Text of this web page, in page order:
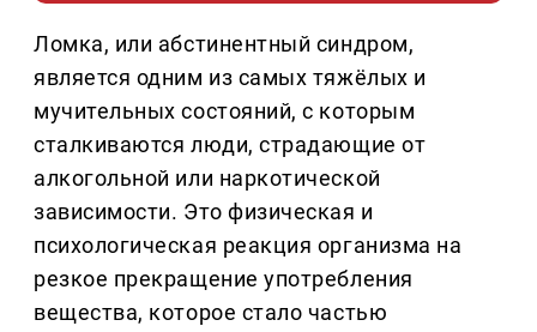
Ломка, или абстинентный синдром,
является одним из самых тяжёлых и
мучительных состояний, с которым
сталкиваются люди, страдающие от
алкогольной или наркотической
зависимости. Это физическая и
психологическая реакция организма на
резкое прекращение употребления
вещества, которое стало частью